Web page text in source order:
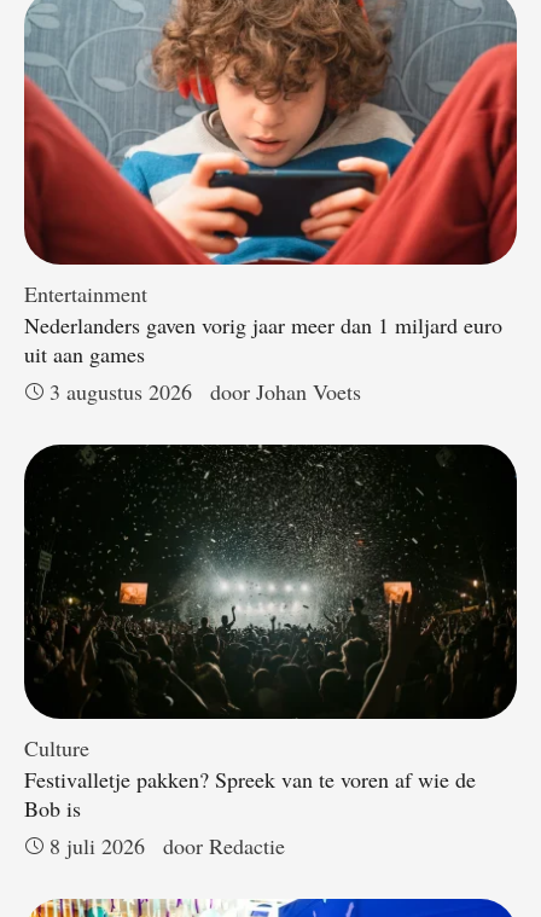
Entertainment
Nederlanders gaven vorig jaar meer dan 1 miljard euro
uit aan games
3 augustus 2026
door Johan Voets
Culture
Festivalletje pakken? Spreek van te voren af wie de
Bob is
8 juli 2026
door Redactie